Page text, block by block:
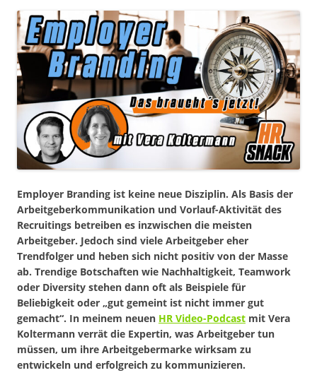
Employer Branding ist keine neue Disziplin. Als Basis der
Arbeitgeberkommunikation und Vorlauf-Aktivität des
Recruitings betreiben es inzwischen die meisten
Arbeitgeber. Jedoch sind viele Arbeitgeber eher
Trendfolger und heben sich nicht positiv von der Masse
ab. Trendige Botschaften wie Nachhaltigkeit, Teamwork
oder Diversity stehen dann oft als Beispiele für
Beliebigkeit oder „gut gemeint ist nicht immer gut
gemacht“. In meinem neuen HR Video-Podcast mit Vera
Koltermann verrät die Expertin, was Arbeitgeber tun
müssen, um ihre Arbeitgebermarke wirksam zu
entwickeln und erfolgreich zu kommunizieren.